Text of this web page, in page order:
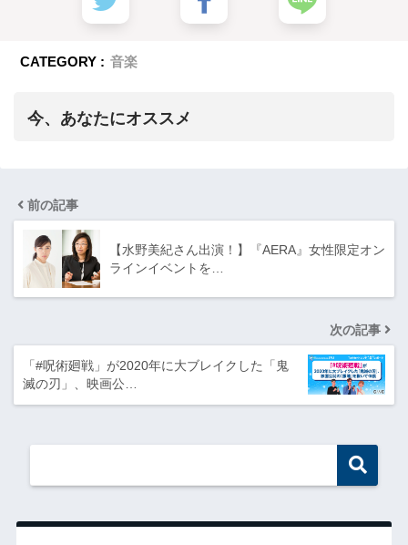
CATEGORY : 音楽
今、あなたにオススメ
前の記事
【水野美紀さん出演！】『AERA』女性限定オン
ラインイベントを…
次の記事
「#呪術廻戦」が2020年に大ブレイクした「鬼
滅の刃」、映画公…